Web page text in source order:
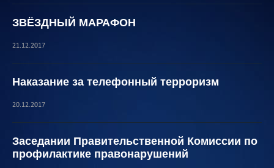
ЗВЁЗДНЫЙ МАРАФОН
21.12.2017
Наказание за телефонный терроризм
20.12.2017
Заседании Правительственной Комиссии по
профилактике правонарушений